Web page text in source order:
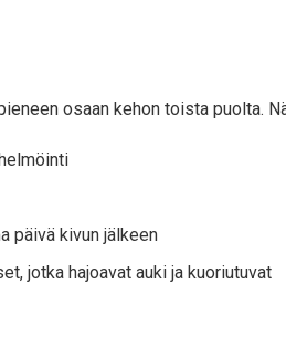
osaan kehon toista puolta.
päivä kivun jälkeen
jotka hajoavat auki ja kuoriutuvat